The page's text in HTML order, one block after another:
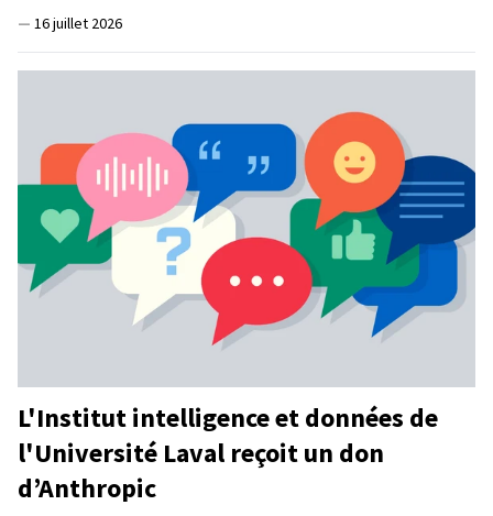
— 16 juillet 2026
L'Institut intelligence et données de
l'Université Laval reçoit un don
d’Anthropic